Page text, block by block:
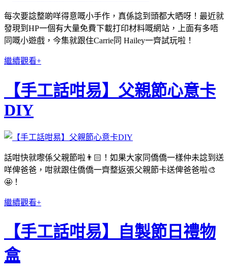
每次要諗整啲咩得意嘅小手作，真係諗到頭都大晒呀！最近就
發現到HP一個有大量免費下載打印材料嘅網站，上面有多唔
同嘅小遊戲，今集就跟住Carrie同 Hailey一齊試玩啦！
繼續觀看+
【手工話咁易】父親節心意卡
DIY
話咁快就嚟係父親節啦👨🏻！如果大家同僑僑一樣仲未諗到送
咩俾爸爸，咁就跟住僑僑一齊整返張父親節卡送俾爸爸啦🎨
🤩！
繼續觀看+
【手工話咁易】自製節日禮物
盒